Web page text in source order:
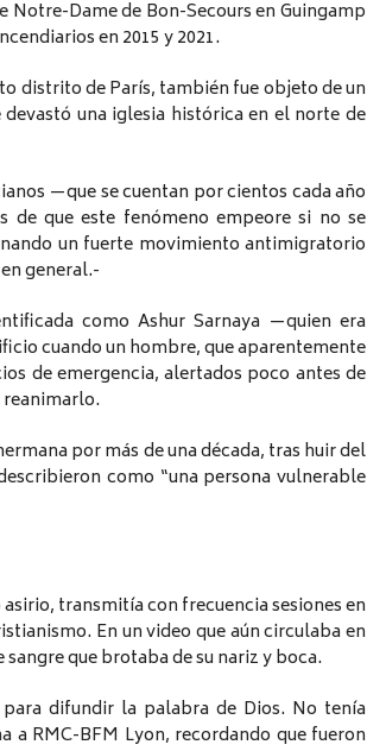
Dame de Bon-Secours en Guingamp
en 2015 y 2021.
distrito de París, también fue objeto de un
una iglesia histórica en el norte de
—que se cuentan por cientos cada año
de que este fenómeno empeore si no se
un fuerte movimiento antimigratorio
general.-
como Ashur Sarnaya —quien era
cuando un hombre, que aparentemente
de emergencia, alertados poco antes de
por más de una década, tras huir del
como “una persona vulnerable
transmitía con frecuencia sesiones en
En un video que aún circulaba en
que brotaba de su nariz y boca.
difundir la palabra de Dios. No tenía
a RMC-BFM Lyon, recordando que fueron